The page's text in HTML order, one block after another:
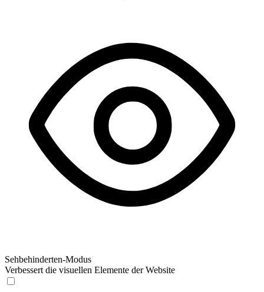
Sehbehinderten-Modus
Verbessert die visuellen Elemente der Website